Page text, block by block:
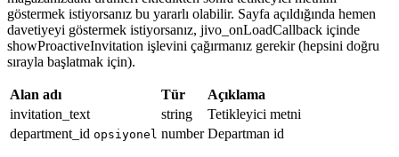
göstermek istiyorsanız bu yararlı olabilir. Sayfa açıldığında hemen
davetiyeyi göstermek istiyorsanız, jivo_onLoadCallback içinde
showProactiveInvitation işlevini çağırmanız gerekir (hepsini doğru
sırayla başlatmak için).
Alan adı Tür
Açıklama
invitation_text
string
Tetikleyici metni
department_id opsiyonel number Departman id